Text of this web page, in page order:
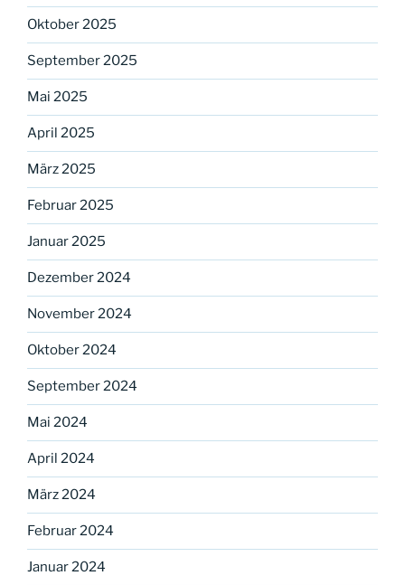
Oktober 2025
September 2025
Mai 2025
April 2025
März 2025
Februar 2025
Januar 2025
Dezember 2024
November 2024
Oktober 2024
September 2024
Mai 2024
April 2024
März 2024
Februar 2024
Januar 2024